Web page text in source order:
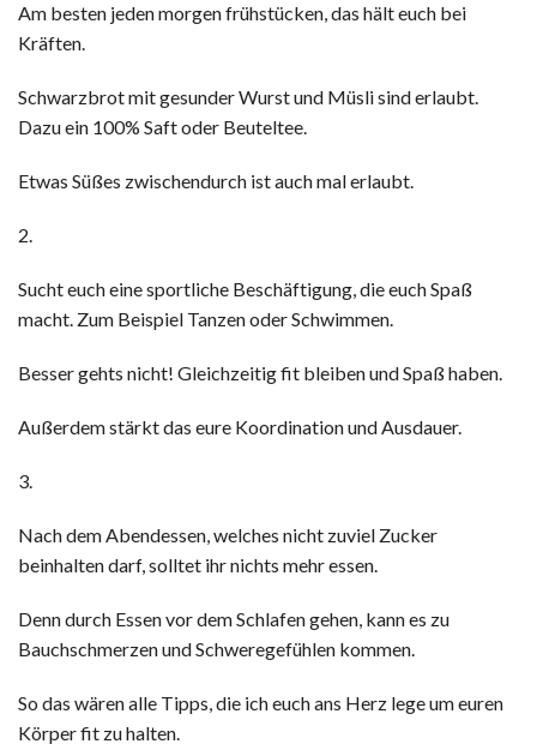
Am besten jeden morgen frühstücken, das hält euch bei
Kräften.
Schwarzbrot mit gesunder Wurst und Müsli sind erlaubt.
Dazu ein 100% Saft oder Beuteltee.
Etwas Süßes zwischendurch ist auch mal erlaubt.
2.
Sucht euch eine sportliche Beschäftigung, die euch Spaß
macht. Zum Beispiel Tanzen oder Schwimmen.
Besser gehts nicht! Gleichzeitig fit bleiben und Spaß haben.
Außerdem stärkt das eure Koordination und Ausdauer.
3.
Nach dem Abendessen, welches nicht zuviel Zucker
beinhalten darf, solltet ihr nichts mehr essen.
Denn durch Essen vor dem Schlafen gehen, kann es zu
Bauchschmerzen und Schweregefühlen kommen.
So das wären alle Tipps, die ich euch ans Herz lege um euren
Körper fit zu halten.